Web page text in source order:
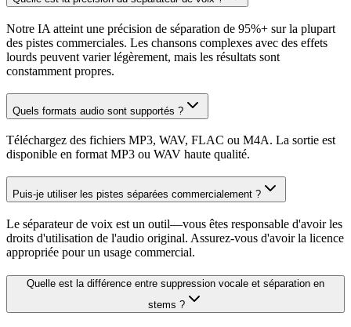
Notre IA atteint une précision de séparation de 95%+ sur la plupart
des pistes commerciales. Les chansons complexes avec des effets
lourds peuvent varier légèrement, mais les résultats sont
constamment propres.
Quels formats audio sont supportés ?
Téléchargez des fichiers MP3, WAV, FLAC ou M4A. La sortie est
disponible en format MP3 ou WAV haute qualité.
Puis-je utiliser les pistes séparées commercialement ?
Le séparateur de voix est un outil—vous êtes responsable d'avoir les
droits d'utilisation de l'audio original. Assurez-vous d'avoir la licence
appropriée pour un usage commercial.
Quelle est la différence entre suppression vocale et séparation en
stems ?